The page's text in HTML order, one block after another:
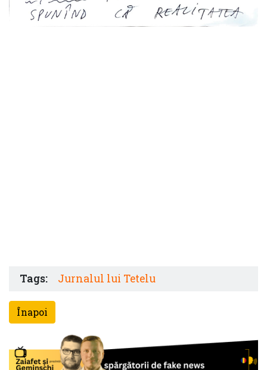
Tags: Jurnalul lui Tetelu
Înapoi